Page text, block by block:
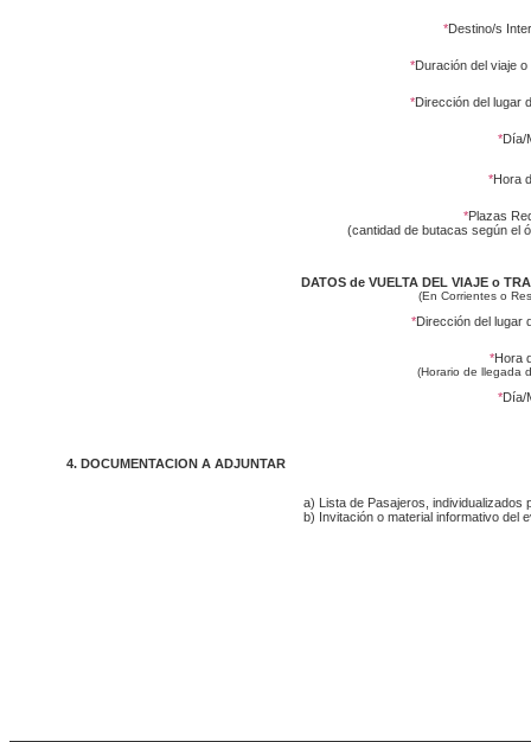
*Destino/s
*Duración del viaje o
*Dirección del lugar
*Día/
*Hora
*Plazas
(cantidad de butacas según el
DATOS de VUELTA DEL VIAJE o
(En Corrientes o
*Dirección del lugar
*Hora
(Horario de llegada
*Día/
4. DOCUMENTACION A ADJUNTAR
a) Lista de Pasajeros, individualizados
b) Invitación o material informativo del